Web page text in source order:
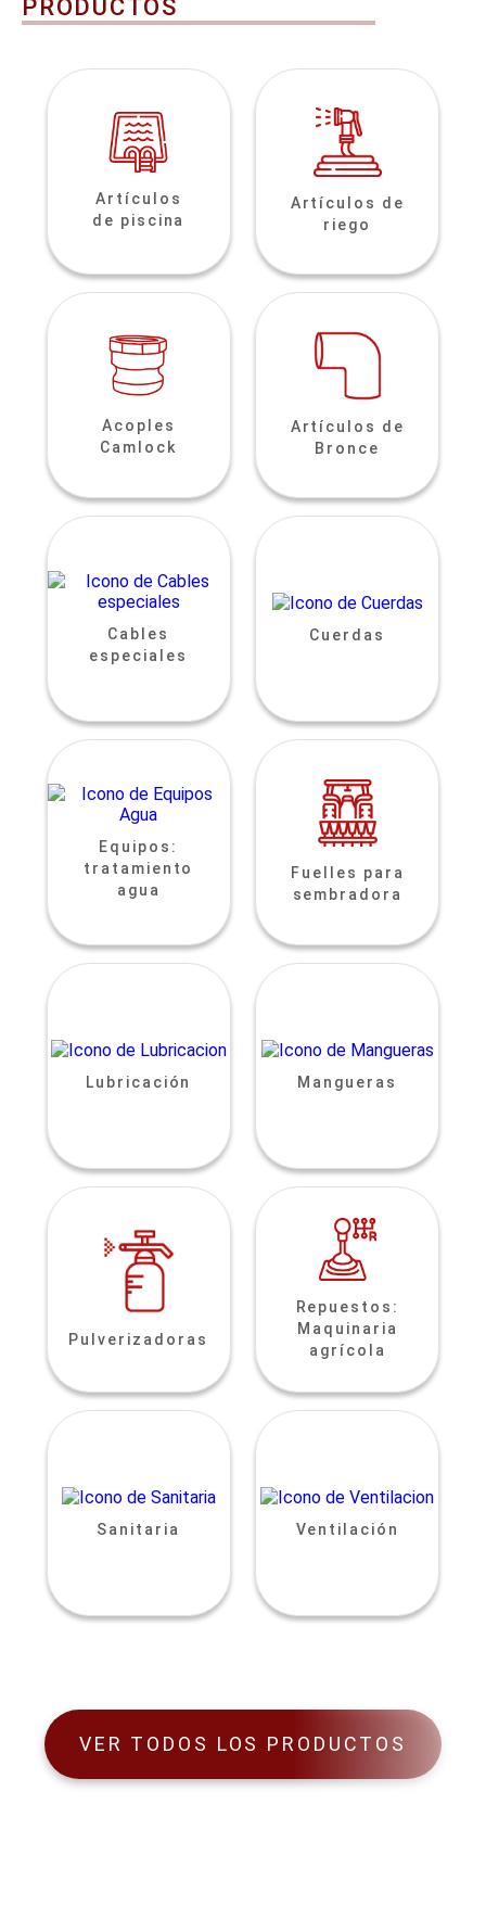
PRODUCTOS
Artículos
de piscina
Artículos de
riego
Acoples
Camlock
Artículos de
Bronce
Cables
especiales
Cuerdas
Equipos:
tratamiento
agua
Fuelles para
sembradora
Lubricación Mangueras
Pulverizadoras
Repuestos:
Maquinaria
agrícola
Sanitaria Ventilación
VER TODOS LOS PRODUCTOS